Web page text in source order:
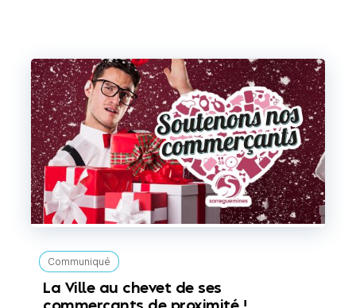
Communiqué
La Ville au chevet de ses